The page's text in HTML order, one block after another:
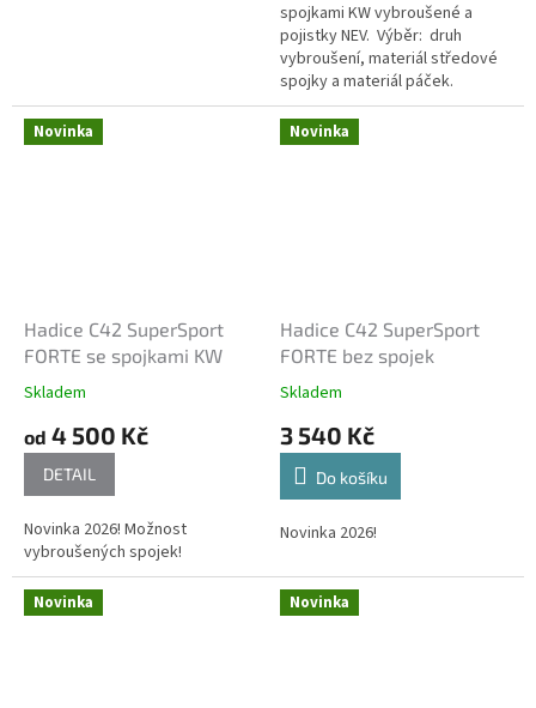
spojkami KW vybroušené a
pojistky NEV. Výběr: druh
vybroušení, materiál středové
spojky a materiál páček.
Novinka
Hadice C42 SuperSport
FORTE se spojkami KW
Skladem
od 4 500 Kč
DETAIL
Novinka 2026! Možnost
vybroušených spojek!
Novinka
Hadice C42 SuperSport
FORTE bez spojek
Skladem
3 540 Kč
Do košíku
Novinka 2026!
Novinka Novinka